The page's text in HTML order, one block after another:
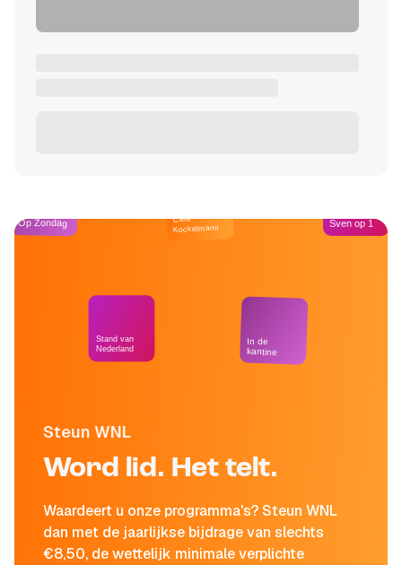
Steun WNL
Word lid. Het telt.
Waardeert u onze programma's? Steun WNL
dan met de jaarlijkse bijdrage van slechts
€8,50, de wettelijk minimale verplichte
Op Zondag
Stand van
Nederland
Café
Kockelmann
In de
kantine
Sven op 1